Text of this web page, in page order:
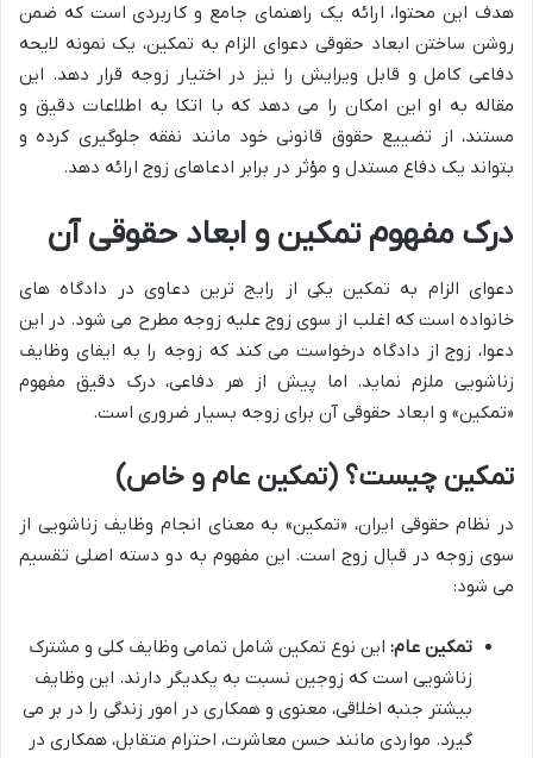
هدف این محتوا، ارائه یک راهنمای جامع و کاربردی است که ضمن
روشن ساختن ابعاد حقوقی دعوای الزام به تمکین، یک نمونه لایحه
دفاعی کامل و قابل ویرایش را نیز در اختیار زوجه قرار دهد. این
مقاله به او این امکان را می دهد که با اتکا به اطلاعات دقیق و
مستند، از تضییع حقوق قانونی خود مانند نفقه جلوگیری کرده و
بتواند یک دفاع مستدل و مؤثر در برابر ادعاهای زوج ارائه دهد.
درک مفهوم تمکین و ابعاد حقوقی آن
دعوای الزام به تمکین یکی از رایج ترین دعاوی در دادگاه های
خانواده است که اغلب از سوی زوج علیه زوجه مطرح می شود. در این
دعوا، زوج از دادگاه درخواست می کند که زوجه را به ایفای وظایف
زناشویی ملزم نماید. اما پیش از هر دفاعی، درک دقیق مفهوم
«تمکین» و ابعاد حقوقی آن برای زوجه بسیار ضروری است.
تمکین چیست؟ (تمکین عام و خاص)
در نظام حقوقی ایران، «تمکین» به معنای انجام وظایف زناشویی از
سوی زوجه در قبال زوج است. این مفهوم به دو دسته اصلی تقسیم
می شود:
تمکین عام: این نوع تمکین شامل تمامی وظایف کلی و مشترک
زناشویی است که زوجین نسبت به یکدیگر دارند. این وظایف
بیشتر جنبه اخلاقی، معنوی و همکاری در امور زندگی را در بر می
گیرد. مواردی مانند حسن معاشرت، احترام متقابل، همکاری در